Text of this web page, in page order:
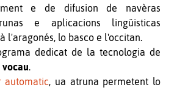
e de difusion de navèras
e aplicacions lingüisticas
l'aragonés, lo basco e l'occitan.
dedicat de la tecnologia de
.
automatic, ua atruna permetent lo